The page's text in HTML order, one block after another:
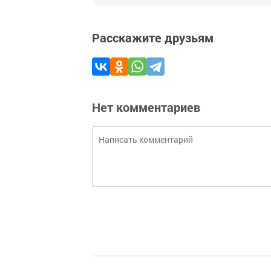
Расскажите друзьям
Нет комментариев